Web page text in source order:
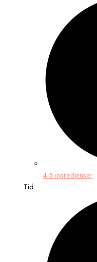
4-5 ingredienser
Tid